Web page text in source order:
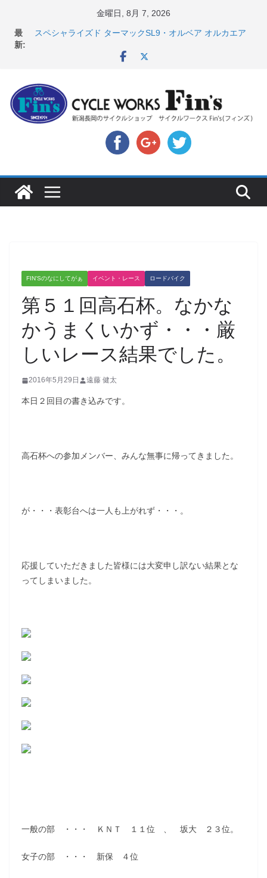
金曜日, 8月 7, 2026
最
新:
バイクなど（２０２６・７・１０ 現在）
ロ発表！ ＆ オンヨネ ウェア・アクセサリーセー
LAZER 最高峰ヘルメットが３０〜４０％OFF セール
店頭のセールバイク在庫 ロードバイク、MTB、クロス
バイクなど（２０２６・７・１７ 現在）
ムと、入荷してきました人気商品ピックアップ！
FIN'Sのなにしてがぁ イベント・レース ロードバイク
第５１回高石杯。なかな
かうまくいかず・・・厳
しいレース結果でした。
2016年5月29日 遠藤 健太
本日２回目の書き込みです。
高石杯への参加メンバー、みんな無事に帰ってきました。
が・・・表彰台へは一人も上がれず・・・。
応援していただきました皆様には大変申し訳ない結果とな
ってしまいました。
一般の部 ・・・ ＫＮＴ １１位 、 坂大 ２３位。
女子の部 ・・・ 新保 ４位